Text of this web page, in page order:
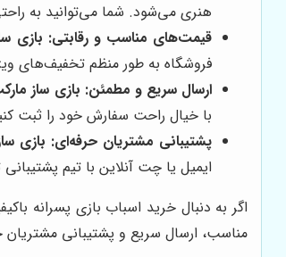
هنری می‌شود. شما می‌توانید به
قیمت‌های مناسب و رقابتی: بازی
فروشگاه به طور منظم تخفیف‌های
ارسال سریع و مطمئن: بازی ساز
با خیال راحت سفارش خود را ثبت
پشتیبانی مشتریان حرفه‌ای: بازی
ایمیل یا چت آنلاین با تیم
اگر به دنبال خرید اسباب بازی پسرانه
مناسب، ارسال سریع و پشتیبانی